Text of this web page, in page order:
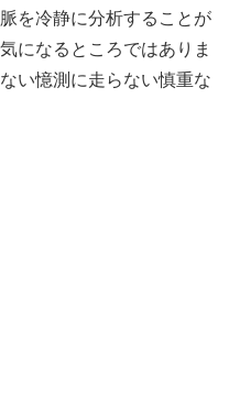
を冷静に分析することが
になるところではありま
い憶測に走らない慎重な